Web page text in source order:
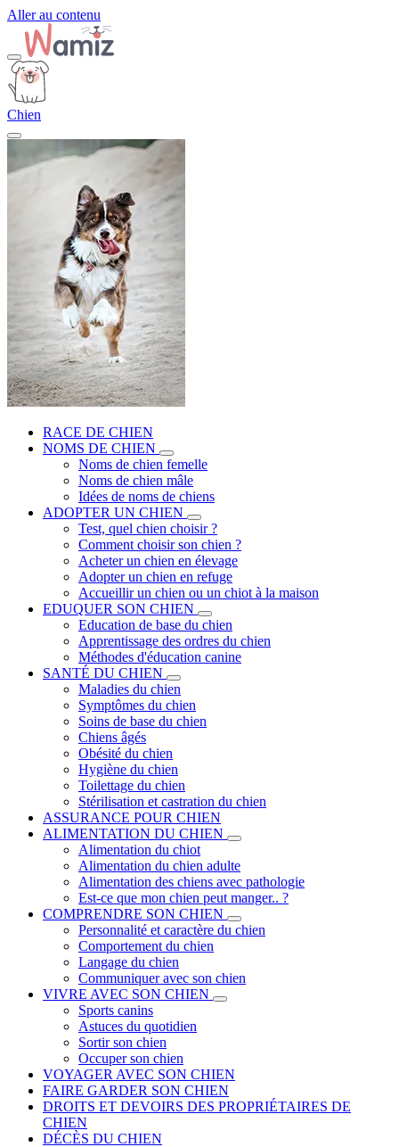
Aller au contenu
Chien
RACE DE CHIEN
NOMS DE CHIEN
Noms de chien femelle
Noms de chien mâle
Idées de noms de chiens
ADOPTER UN CHIEN
Test, quel chien choisir ?
Comment choisir son chien ?
Acheter un chien en élevage
Adopter un chien en refuge
Accueillir un chien ou un chiot à la maison
EDUQUER SON CHIEN
Education de base du chien
Apprentissage des ordres du chien
Méthodes d'éducation canine
SANTÉ DU CHIEN
Maladies du chien
Symptômes du chien
Soins de base du chien
Chiens âgés
Obésité du chien
Hygiène du chien
Toilettage du chien
Stérilisation et castration du chien
ASSURANCE POUR CHIEN
ALIMENTATION DU CHIEN
Alimentation du chiot
Alimentation du chien adulte
Alimentation des chiens avec pathologie
Est-ce que mon chien peut manger.. ?
COMPRENDRE SON CHIEN
Personnalité et caractère du chien
Comportement du chien
Langage du chien
Communiquer avec son chien
VIVRE AVEC SON CHIEN
Sports canins
Astuces du quotidien
Sortir son chien
Occuper son chien
VOYAGER AVEC SON CHIEN
FAIRE GARDER SON CHIEN
DROITS ET DEVOIRS DES PROPRIÉTAIRES DE
CHIEN
DÉCÈS DU CHIEN